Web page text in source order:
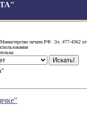
Министерстве печати РФ: Эл. #77-4362 от